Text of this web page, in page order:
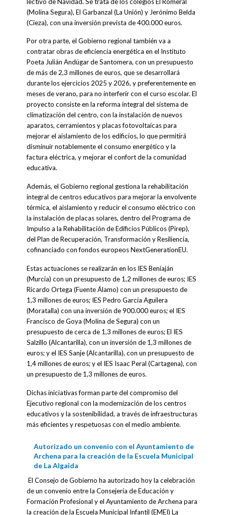
(Molina Segura), El Garbanzal (La Unión) y Jerónimo Belda
(Cieza), con una inversión prevista de 400.000 euros.
Por otra parte, el Gobierno regional también va a
contratar obras de eficiencia energética en el Instituto
Poeta Julián Andúgar de Santomera, con un presupuesto
de más de 2,3 millones de euros, que se desarrollará
durante los ejercicios 2025 y 2026, y preferentemente en
meses de verano, para no interferir con el curso escolar. El
proyecto consiste en la reforma integral del sistema de
climatización del centro, con la instalación de nuevos
aparatos, cerramientos y placas fotovoltaicas para
mejorar el aislamiento de los edificios, lo que permitirá
disminuir notablemente el consumo energético y la
factura eléctrica, y mejorar el confort de la comunidad
educativa.
Además, el Gobierno regional gestiona la rehabilitación
integral de centros educativos para mejorar la envolvente
térmica, el aislamiento y reducir el consumo eléctrico con
la instalación de placas solares, dentro del Programa de
Impulso a la Rehabilitación de Edificios Públicos (Pirep),
del Plan de Recuperación, Transformación y Resiliencia,
cofinanciado con fondos europeos NextGenerationEU.
Estas actuaciones se realizarán en los IES Beniaján
(Murcia) con un presupuesto de 1,2 millones de euros; IES
Ricardo Ortega (Fuente Álamo) con un presupuesto de
1,3 millones de euros; IES Pedro García Aguilera
(Moratalla) con una inversión de 900.000 euros; el IES
Francisco de Goya (Molina de Segura) con un
presupuesto de cerca de 1,3 millones de euros; El IES
Salzillo (Alcantarilla), con un inversión de 1,3 millones de
euros; y el IES Sanje (Alcantarilla), con un presupuesto de
1,4 millones de euros; y el IES Isaac Peral (Cartagena), con
un presupuesto de 1,3 millones de euros.
Dichas iniciativas forman parte del compromiso del
Ejecutivo regional con la modernización de los centros
educativos y la sostenibilidad, a través de infraestructuras
más eficientes y respetuosas con el medio ambiente.
Autorizado un convenio con el Ayuntamiento de
Archena para la creación de la Escuela Municipal
de La Algaida
El Consejo de Gobierno ha autorizado hoy la celebración
de un convenio entre la Consejería de Educación y
Formación Profesional y el Ayuntamiento de Archena para
la creación de la Escuela Municipal Infantil (EMEI) La